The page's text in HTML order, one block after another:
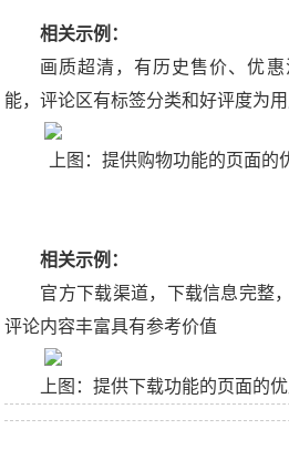
相关示例：
画质超清，有历史售价、优
能，评论区有标签分类和好评度为
上图：提供购物功能的页面的
相关示例：
官方下载渠道，下载信息完整
评论内容丰富具有参考价值
上图：提供下载功能的页面的